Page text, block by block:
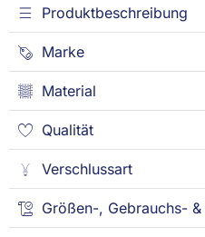
Produktbeschreibung
Marke
Material
Qualität
Verschlussart
Größen-, Gebrauchs-